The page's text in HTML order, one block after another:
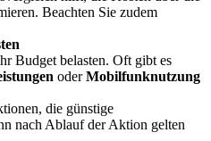
Beachten Sie zudem
Budget belasten. Oft gibt es
oderMobilfunknutzung
die günstige
nach Ablauf der Aktion gelten